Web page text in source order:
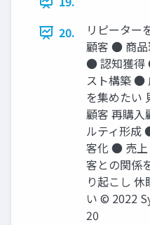
20.
リピーター
顧客 ● 商
● 認知獲得
スト構築 ●
を集めたい
顧客 再購
ルティ形成
客化 ● 売上
客との関係
り起こし
い © 2022
20